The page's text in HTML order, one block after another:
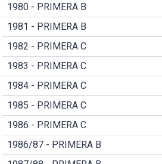
1980 - PRIMERA B
1981 - PRIMERA B
1982 - PRIMERA C
1983 - PRIMERA C
1984 - PRIMERA C
1985 - PRIMERA C
1986 - PRIMERA C
1986/87 - PRIMERA B